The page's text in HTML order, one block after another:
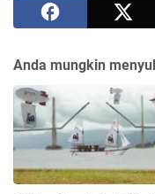
Anda mungkin